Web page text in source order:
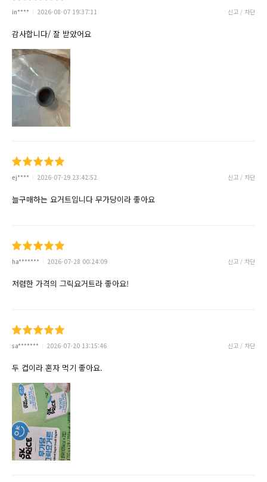
in**** 2026-08-07 19:37:11 신고 / 차단
감사합니다/ 잘 받았어요
ej**** 2026-07-29 23:42:52 신고 / 차단
늘구매하는 요거트입니다 무가당이라 좋아요
ha******* 2026-07-28 00:24:09 신고 / 차단
저렴한 가격의 그릭요거트라 좋아요!
sa******* 2026-07-20 13:15:46 신고 / 차단
두 컵이라 혼자 먹기 좋아요.